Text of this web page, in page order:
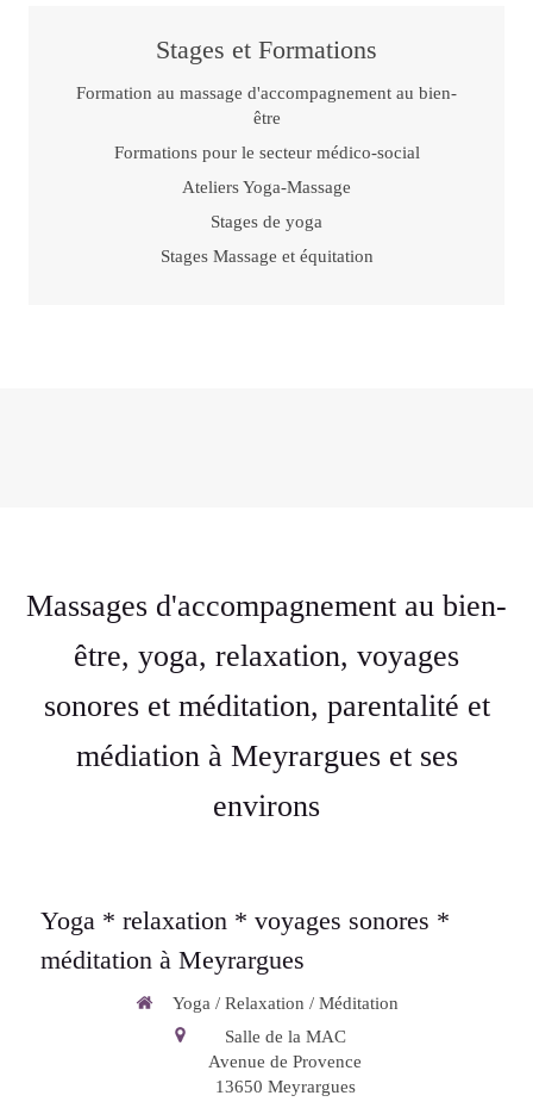
Stages et Formations
Formation au massage d'accompagnement au bien-
être
Formations pour le secteur médico-social
Ateliers Yoga-Massage
Stages de yoga
Stages Massage et équitation
Massages d'accompagnement au bien-
être, yoga, relaxation, voyages
sonores et méditation, parentalité et
médiation à Meyrargues et ses
environs
Yoga * relaxation * voyages sonores *
méditation à Meyrargues
Yoga / Relaxation / Méditation
Salle de la MAC
Avenue de Provence
13650 Meyrargues